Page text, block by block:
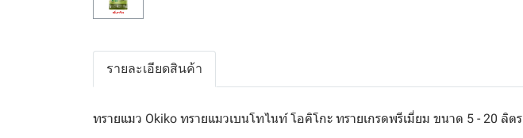
รายละเอียดสินค้า
ทรายแมว Okiko ทรายแมวเบนโทไนท์ โอคิโกะ ทรายเกรดพรีเมี่ยม ขนาด 5 - 20 ลิตร